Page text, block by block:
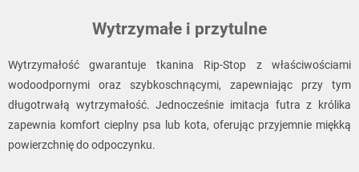
Wytrzymałe i przytulne
Wytrzymałość gwarantuje tkanina Rip-Stop z właściwościami
wodoodpornymi oraz szybkoschnącymi, zapewniając przy tym
długotrwałą wytrzymałość. Jednocześnie imitacja futra z królika
zapewnia komfort cieplny psa lub kota, oferując przyjemnie miękką
powierzchnię do odpoczynku.